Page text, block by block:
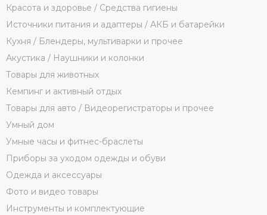
Красота и здоровье / Средства гигиены
Источники питания и адаптеры / АКБ и батарейки
Кухня / Блендеры, мультиварки и прочее
Акустика / Наушники и колонки
Товары для животных
Кемпинг и активный отдых
Товары для авто / Видеорегистраторы и прочее
Умный дом
Умные часы и фитнес-браслеты
Приборы за уходом одежды и обуви
Одежда и аксессуары
Фото и видео товары
Инструменты и комплектующие